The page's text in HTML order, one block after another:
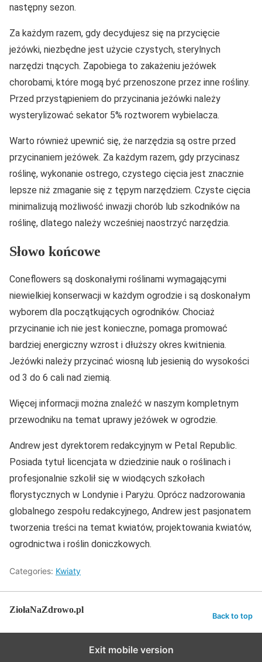
następny sezon.
Za każdym razem, gdy decydujesz się na przycięcie
jeżówki, niezbędne jest użycie czystych, sterylnych
narzędzi tnących. Zapobiega to zakażeniu jeżówek
chorobami, które mogą być przenoszone przez inne rośliny.
Przed przystąpieniem do przycinania jeżówki należy
wysterylizować sekator 5% roztworem wybielacza.
Warto również upewnić się, że narzędzia są ostre przed
przycinaniem jeżówek. Za każdym razem, gdy przycinasz
roślinę, wykonanie ostrego, czystego cięcia jest znacznie
lepsze niż zmaganie się z tępym narzędziem. Czyste cięcia
minimalizują możliwość inwazji chorób lub szkodników na
roślinę, dlatego należy wcześniej naostrzyć narzędzia.
Słowo końcowe
Coneflowers są doskonałymi roślinami wymagającymi
niewielkiej konserwacji w każdym ogrodzie i są doskonałym
wyborem dla początkujących ogrodników. Chociaż
przycinanie ich nie jest konieczne, pomaga promować
bardziej energiczny wzrost i dłuższy okres kwitnienia.
Jeżówki należy przycinać wiosną lub jesienią do wysokości
od 3 do 6 cali nad ziemią.
Więcej informacji można znaleźć w naszym kompletnym
przewodniku na temat uprawy jeżówek w ogrodzie.
Andrew jest dyrektorem redakcyjnym w Petal Republic.
Posiada tytuł licencjata w dziedzinie nauk o roślinach i
profesjonalnie szkolił się w wiodących szkołach
florystycznych w Londynie i Paryżu. Oprócz nadzorowania
globalnego zespołu redakcyjnego, Andrew jest pasjonatem
tworzenia treści na temat kwiatów, projektowania kwiatów,
ogrodnictwa i roślin doniczkowych.
Categories: Kwiaty
ZiołaNaZdrowo.pl
Back to top
Exit mobile version